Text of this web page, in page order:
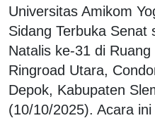
Universitas Amikom
Sidang Terbuka Senat
Natalis ke-31 di
Ringroad Utara,
Depok, Kabupaten
(10/10/2025). Acara